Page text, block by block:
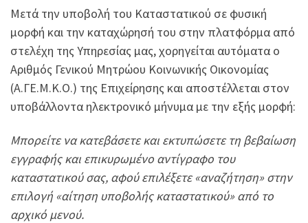
Μετά την υποβολή του Καταστατικού σε φυσική
μορφή και την καταχώρησή του στην πλατφόρμα από
στελέχη της Υπηρεσίας μας, χορηγείται αυτόματα ο
Αριθμός Γενικού Μητρώου Κοινωνικής Οικονομίας
(Α.ΓΕ.Μ.Κ.Ο.) της Επιχείρησης και αποστέλλεται στον
υποβάλλοντα ηλεκτρονικό μήνυμα με την εξής μορφή:
Μπορείτε να κατεβάσετε και εκτυπώσετε τη βεβαίωση
εγγραφής και επικυρωμένο αντίγραφο του
καταστατικού σας, αφού επιλέξετε «αναζήτηση» στην
επιλογή «αίτηση υποβολής καταστατικού» από το
αρχικό μενού.